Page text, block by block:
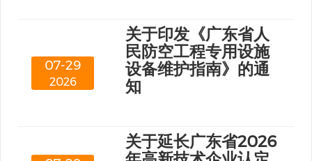
07-29
2026
关于印发《广东省人
民防空工程专用设施
设备维护指南》的通
知
关于延长广东省2026